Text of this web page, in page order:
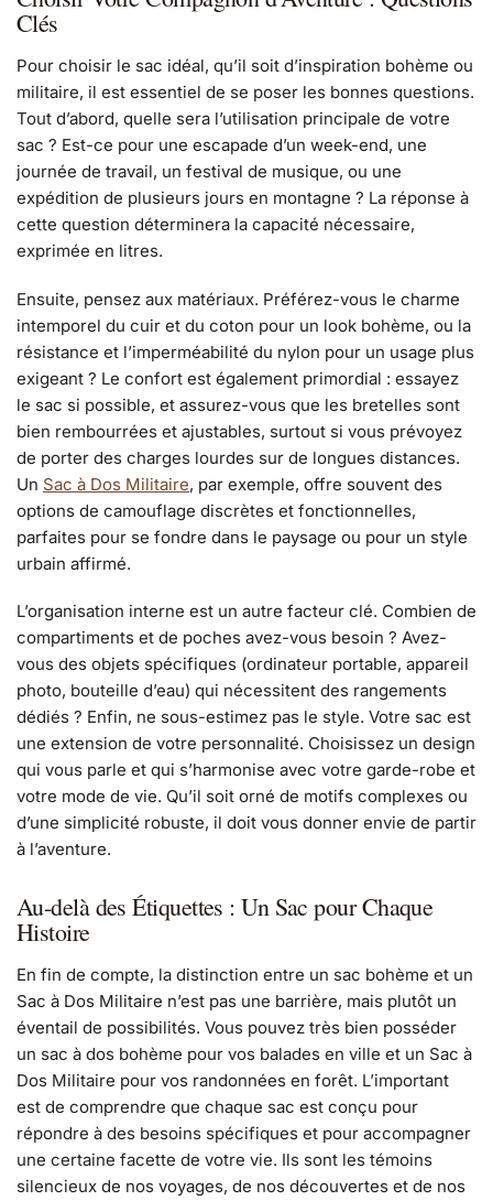
Clés
Pour choisir le sac idéal, qu’il soit d’inspiration bohème ou
militaire, il est essentiel de se poser les bonnes questions.
Tout d’abord, quelle sera l’utilisation principale de votre
sac ? Est-ce pour une escapade d’un week-end, une
journée de travail, un festival de musique, ou une
expédition de plusieurs jours en montagne ? La réponse à
cette question déterminera la capacité nécessaire,
exprimée en litres.
Ensuite, pensez aux matériaux. Préférez-vous le charme
intemporel du cuir et du coton pour un look bohème, ou la
résistance et l’imperméabilité du nylon pour un usage plus
exigeant ? Le confort est également primordial : essayez
le sac si possible, et assurez-vous que les bretelles sont
bien rembourrées et ajustables, surtout si vous prévoyez
de porter des charges lourdes sur de longues distances.
Un Sac à Dos Militaire, par exemple, offre souvent des
options de camouflage discrètes et fonctionnelles,
parfaites pour se fondre dans le paysage ou pour un style
urbain affirmé.
L’organisation interne est un autre facteur clé. Combien de
compartiments et de poches avez-vous besoin ? Avez-
vous des objets spécifiques (ordinateur portable, appareil
photo, bouteille d’eau) qui nécessitent des rangements
dédiés ? Enfin, ne sous-estimez pas le style. Votre sac est
une extension de votre personnalité. Choisissez un design
qui vous parle et qui s’harmonise avec votre garde-robe et
votre mode de vie. Qu’il soit orné de motifs complexes ou
d’une simplicité robuste, il doit vous donner envie de partir
à l’aventure.
Au-delà des Étiquettes : Un Sac pour Chaque
Histoire
En fin de compte, la distinction entre un sac bohème et un
Sac à Dos Militaire n’est pas une barrière, mais plutôt un
éventail de possibilités. Vous pouvez très bien posséder
un sac à dos bohème pour vos balades en ville et un Sac à
Dos Militaire pour vos randonnées en forêt. L’important
est de comprendre que chaque sac est conçu pour
répondre à des besoins spécifiques et pour accompagner
une certaine facette de votre vie. Ils sont les témoins
silencieux de nos voyages, de nos découvertes et de nos